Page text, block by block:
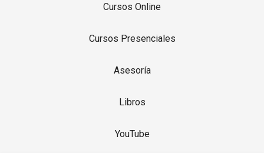
Cursos Online
Cursos Presenciales
Asesoría
Libros
YouTube